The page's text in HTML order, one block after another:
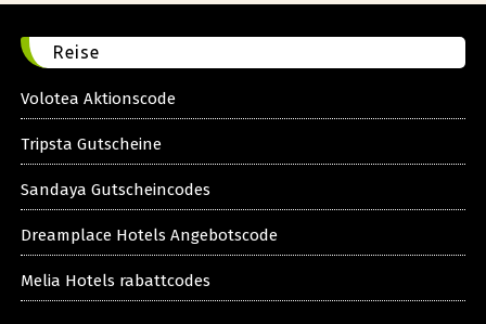
Reise
Volotea Aktionscode
Tripsta Gutscheine
Sandaya Gutscheincodes
Dreamplace Hotels Angebotscode
Melia Hotels rabattcodes